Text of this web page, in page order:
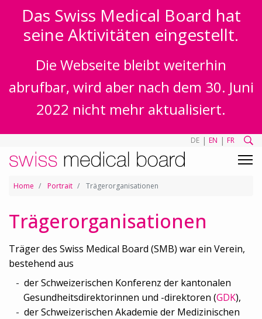
Das Swiss Medical Board hat
seine Aktivitäten eingestellt.
Die Webseite bleibt weiterhin
abrufbar, wird aber nach dem 30. Juni
2022 nicht mehr aktualisiert.
DE | EN | FR
Home Portrait Trägerorganisationen
Trägerorganisationen
Träger des Swiss Medical Board (SMB) war ein Verein,
bestehend aus
der Schweizerischen Konferenz der kantonalen
Gesundheitsdirektorinnen und -direktoren (GDK),
der Schweizerischen Akademie der Medizinischen